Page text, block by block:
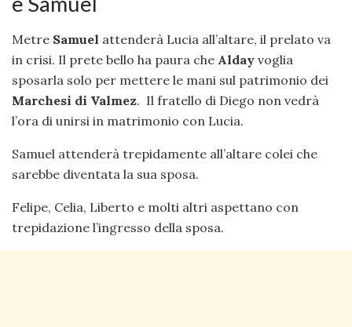
Metre Samuel attenderà Lucia all’altare, il prelato va
in crisi. Il prete bello ha paura che Alday voglia
sposarla solo per mettere le mani sul patrimonio dei
Marchesi di Valmez. Il fratello di Diego non vedrà
l’ora di unirsi in matrimonio con Lucia.
Samuel attenderà trepidamente all’altare colei che
sarebbe diventata la sua sposa.
Felipe, Celia, Liberto e molti altri aspettano con
trepidazione l’ingresso della sposa.